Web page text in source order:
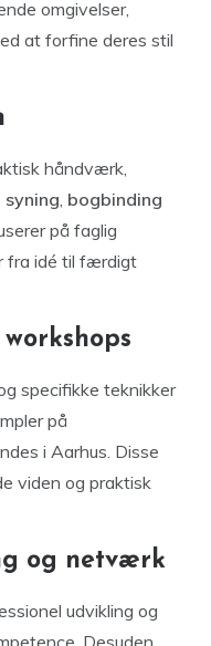
omgivelser,
at forfine deres stil
håndværk,
syning, bogbinding
på faglig
fra idé til færdigt
specifikke teknikker
på
i Aarhus. Disse
viden og praktisk
og netværk
udvikling og
Desuden